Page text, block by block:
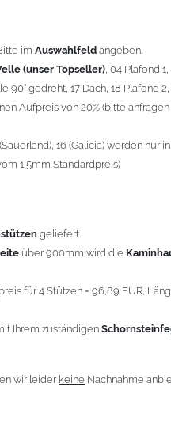
Ihrem zuständigen
im Auswahlfeld angeben.
(unser Topseller) , 04 Plafond
90° gedreht, 17 Dach, 18 Plafond
Aufpreis von 20% (bitte
16 (Galicia) werden nur
1,5mm Standardpreis)
geliefert.
über 900mm wird die
für 4 Stützen = 96,89 EUR,
Ihrem zuständigen
wir leiderkeine Nachnahme